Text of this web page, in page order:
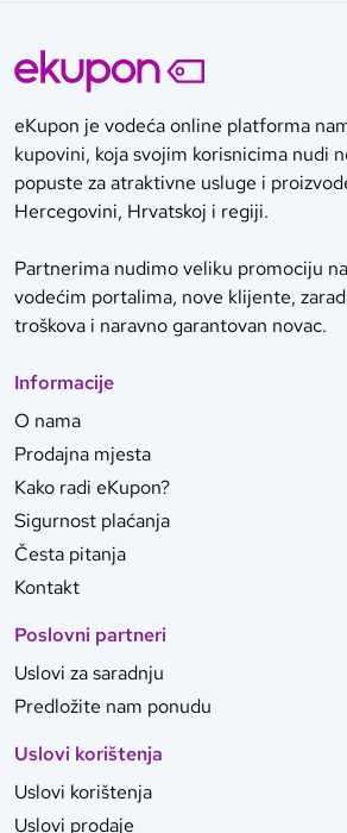
eKupon je vodeća online platforma
kupovini, koja svojim korisnicima nudi
popuste za atraktivne usluge i
Hercegovini, Hrvatskoj i regiji.
Partnerima nudimo veliku promociju
vodećim portalima, nove klijente,
troškova i naravno garantovan novac.
Informacije
O nama
Prodajna mjesta
Kako radi eKupon?
Sigurnost plaćanja
Česta pitanja
Kontakt
Poslovni partneri
Uslovi za saradnju
Predložite nam ponudu
Uslovi korištenja
Uslovi korištenja
Uslovi prodaje